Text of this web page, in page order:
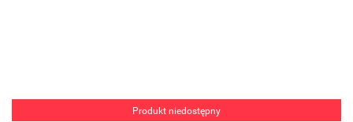
Produkt niedostępny